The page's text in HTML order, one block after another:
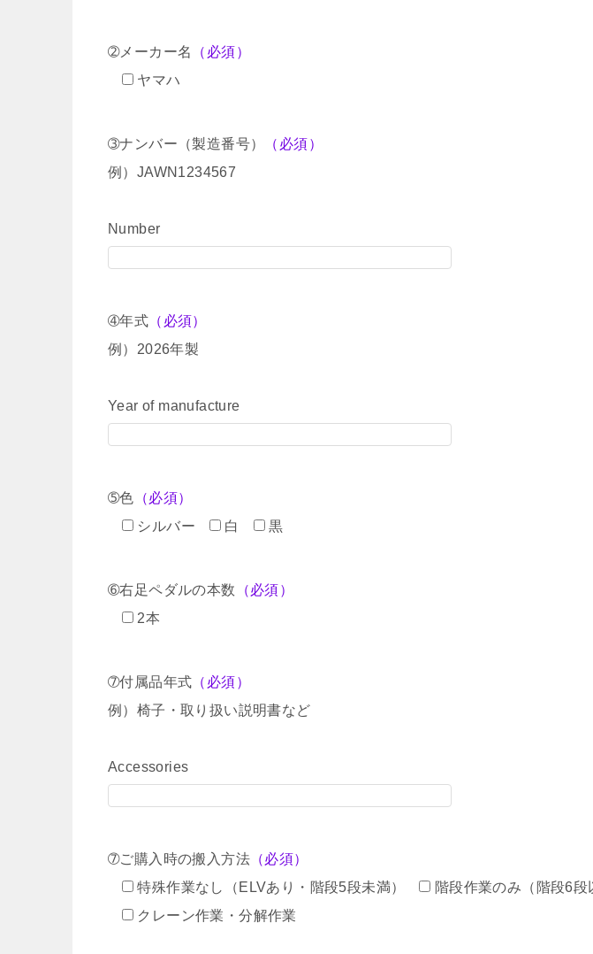
➁メーカー名
（必須）
ヤマハ
➂ナンバー（製造番号）
（必須）
例）JAWN1234567
Number
➃年式 （必須）
例）2026年製
Year of manufacture
➄色 （必須）
シルバー
白 黒
➅右足ペダルの本数 （必須）
2本
➆付属品年式 （必須）
例）椅子・取り扱い説明書など
Accessories
➆ご購入時の搬入方法 （必須）
特殊作業なし（ELVあり・階段5段未満）
階段作業のみ（階段6段
クレーン作業・分解作業